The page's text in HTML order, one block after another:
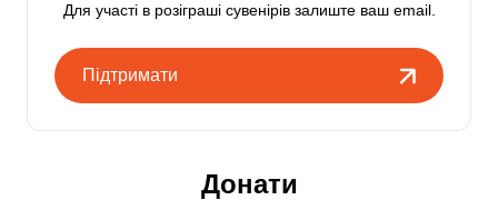
Для участі в розіграші сувенірів залиште ваш email.
Підтримати
Донати